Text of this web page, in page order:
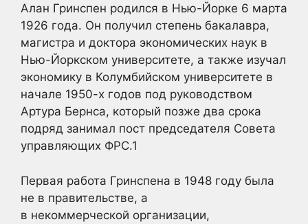
Алан Гринспен родился в Нью-Йорке 6 марта
1926 года. Он получил степень бакалавра,
магистра и доктора экономических наук в
Нью-Йоркском университете, а также изучал
экономику в Колумбийском университете в
начале 1950-х годов под руководством
Артура Бернса, который позже два срока
подряд занимал пост председателя Совета
управляющих ФРС.1
Первая работа Гринспена в 1948 году была
не в правительстве, а
в некоммерческой организации,